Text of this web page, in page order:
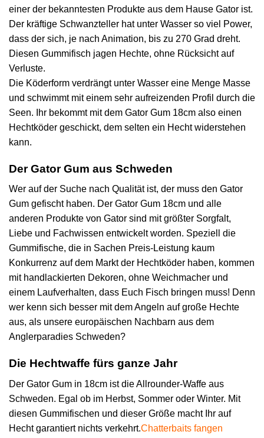
einer der bekanntesten Produkte aus dem Hause Gator ist.
Der kräftige Schwanzteller hat unter Wasser so viel Power,
dass der sich, je nach Animation, bis zu 270 Grad dreht.
Diesen Gummifisch jagen Hechte, ohne Rücksicht auf
Verluste.
Die Köderform verdrängt unter Wasser eine Menge Masse
und schwimmt mit einem sehr aufreizenden Profil durch die
Seen. Ihr bekommt mit dem Gator Gum 18cm also einen
Hechtköder geschickt, dem selten ein Hecht widerstehen
kann.
Der Gator Gum aus Schweden
Wer auf der Suche nach Qualität ist, der muss den Gator
Gum gefischt haben. Der Gator Gum 18cm und alle
anderen Produkte von Gator sind mit größter Sorgfalt,
Liebe und Fachwissen entwickelt worden. Speziell die
Gummifische, die in Sachen Preis-Leistung kaum
Konkurrenz auf dem Markt der Hechtköder haben, kommen
mit handlackierten Dekoren, ohne Weichmacher und
einem Laufverhalten, dass Euch Fisch bringen muss! Denn
wer kenn sich besser mit dem Angeln auf große Hechte
aus, als unsere europäischen Nachbarn aus dem
Anglerparadies Schweden?
Die Hechtwaffe fürs ganze Jahr
Der Gator Gum in 18cm ist die Allrounder-Waffe aus
Schweden. Egal ob im Herbst, Sommer oder Winter. Mit
diesen Gummifischen und dieser Größe macht Ihr auf
Hecht garantiert nichts verkehrt.Chatterbaits fangen